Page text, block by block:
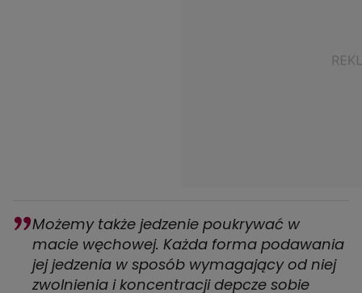
Możemy także jedzenie poukrywać w
macie węchowej. Każda forma podawania
jej jedzenia w sposób wymagający od niej
zwolnienia i koncentracji depcze sobie